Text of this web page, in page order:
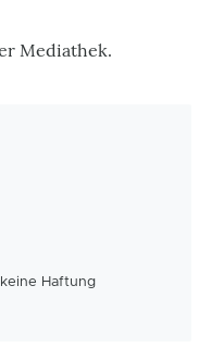
Mediathek.
Haftung